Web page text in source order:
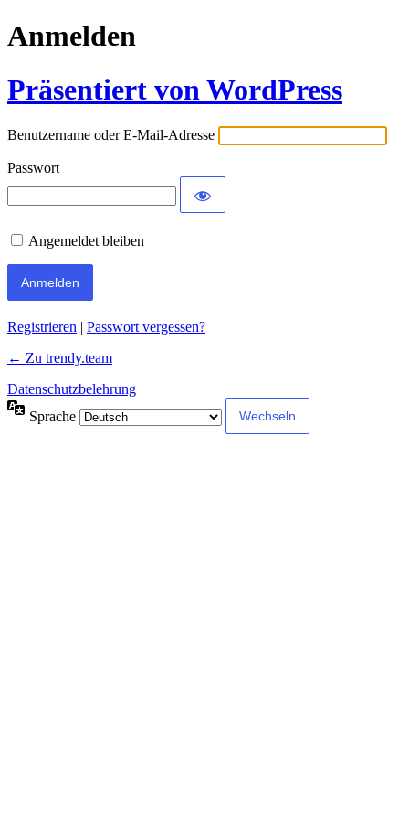
Anmelden
Präsentiert von WordPress
Benutzername oder E-Mail-Adresse
Passwort
Angemeldet bleiben
Alternative:
Registrieren | Passwort vergessen?
← Zu trendy.team
Datenschutzbelehrung
Sprache